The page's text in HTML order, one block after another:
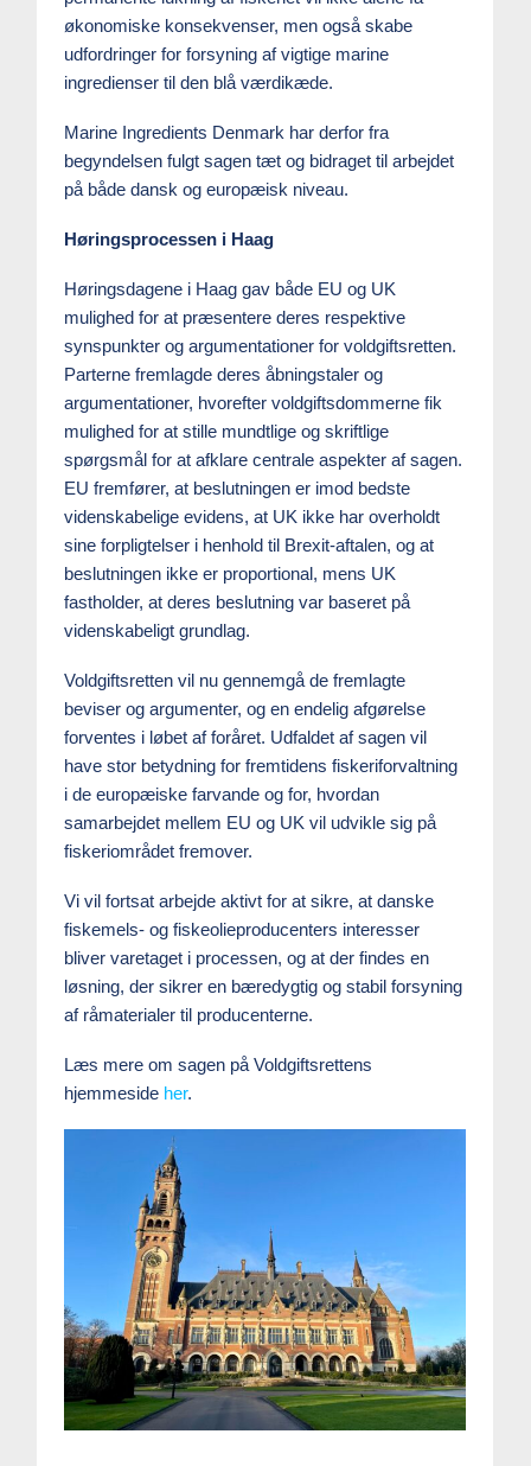
økonomiske konsekvenser, men også skabe
udfordringer for forsyning af vigtige marine
ingredienser til den blå værdikæde.
Marine Ingredients Denmark har derfor fra
begyndelsen fulgt sagen tæt og bidraget til arbejdet
på både dansk og europæisk niveau.
Høringsprocessen i Haag
Høringsdagene i Haag gav både EU og UK
mulighed for at præsentere deres respektive
synspunkter og argumentationer for voldgiftsretten.
Parterne fremlagde deres åbningstaler og
argumentationer, hvorefter voldgiftsdommerne fik
mulighed for at stille mundtlige og skriftlige
spørgsmål for at afklare centrale aspekter af sagen.
EU fremfører, at beslutningen er imod bedste
videnskabelige evidens, at UK ikke har overholdt
sine forpligtelser i henhold til Brexit-aftalen, og at
beslutningen ikke er proportional, mens UK
fastholder, at deres beslutning var baseret på
videnskabeligt grundlag.
Voldgiftsretten vil nu gennemgå de fremlagte
beviser og argumenter, og en endelig afgørelse
forventes i løbet af foråret. Udfaldet af sagen vil
have stor betydning for fremtidens fiskeriforvaltning
i de europæiske farvande og for, hvordan
samarbejdet mellem EU og UK vil udvikle sig på
fiskeriområdet fremover.
Vi vil fortsat arbejde aktivt for at sikre, at danske
fiskemels- og fiskeolieproducenters interesser
bliver varetaget i processen, og at der findes en
løsning, der sikrer en bæredygtig og stabil forsyning
af råmaterialer til producenterne.
Læs mere om sagen på Voldgiftsrettens
hjemmeside her.